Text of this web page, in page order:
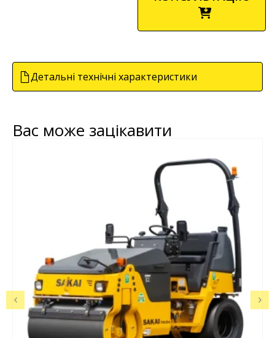
Детальні технічні характеристики
Вас може зацікавити